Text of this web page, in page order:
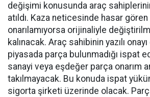
değişimi konusunda araç
atıldı. Kaza neticesinde hasar
onarılamıyorsa orijinaliyle
kalınacak. Araç sahibinin yazılı
piyasada parça bulunmadığı ispat
sanayi veya eşdeğer parça onarım
takılmayacak. Bu konuda ispat
sigorta şirketi üzerinde olacak.